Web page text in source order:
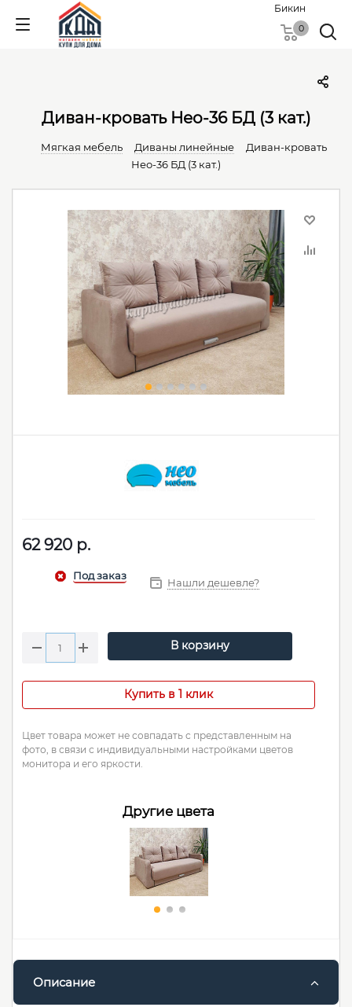
Бикин
0
Диван-кровать Нео-36 БД (3 кат.)
Мягкая мебель Диваны линейные
Диван-кровать
Нео-36 БД (3 кат.)
62 920 р.
Нашли дешевле?
В корзину
Купить в 1 клик
Цвет товара может не совпадать с представленным на
фото, в связи с индивидуальными настройками цветов
монитора и его яркости.
Другие цвета
Описание